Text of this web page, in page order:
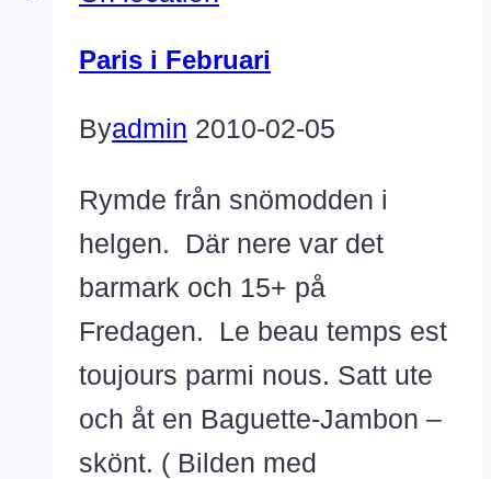
Paris i Februari
Byadmin 2010-02-05
Rymde från snömodden i
helgen. Där nere var det
barmark och 15+ på
Fredagen. Le beau temps est
toujours parmi nous. Satt ute
och åt en Baguette-Jambon –
skönt. ( Bilden med